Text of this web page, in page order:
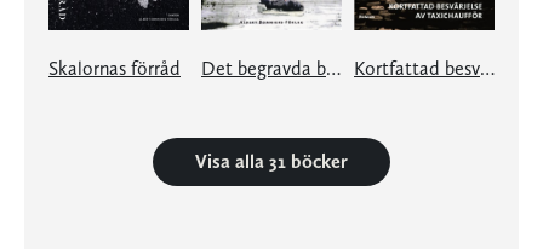
Skalornas förråd Det begravda berget Kortfattad besvärjelse av taxichaufför
Visa alla 31 böcker